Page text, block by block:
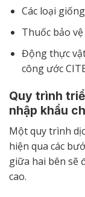
Các loại
Thuốc bảo
Động thực
công ước
Quy trình
nhập khẩu
Một quy trình
hiện qua các
giữa hai bên sẽ
cao.